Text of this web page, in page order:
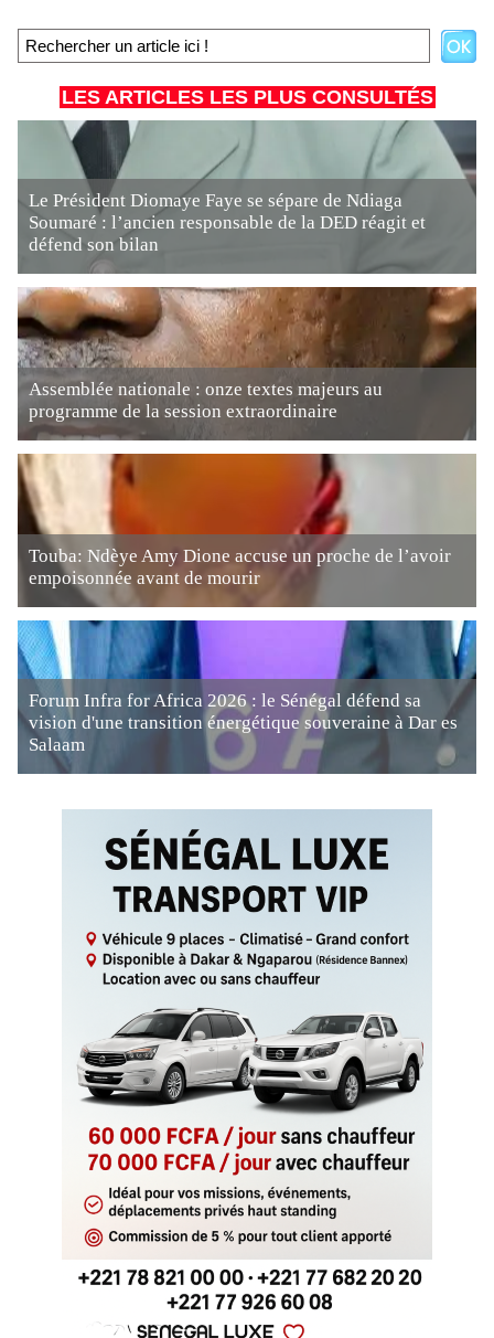
LES ARTICLES LES PLUS CONSULTÉS
Le Président Diomaye Faye se sépare de Ndiaga
Soumaré : l’ancien responsable de la DED réagit et
défend son bilan
Assemblée nationale : onze textes majeurs au
programme de la session extraordinaire
Touba: Ndèye Amy Dione accuse un proche de l’avoir
empoisonnée avant de mourir
Forum Infra for Africa 2026 : le Sénégal défend sa
vision d'une transition énergétique souveraine à Dar es
Salaam